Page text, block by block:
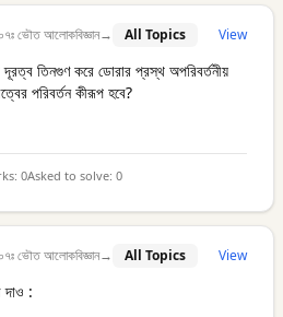
ভৌত আলোকবিজ্ঞান→ All Topics View
দূরত্ব তিনগুণ করে ডোরার প্রস্থ অপরিবর্তনীয়
পরিবর্তন কীরূপ হবে?
0Asked to solve: 0
ভৌত আলোকবিজ্ঞান→ All Topics View
দাও :